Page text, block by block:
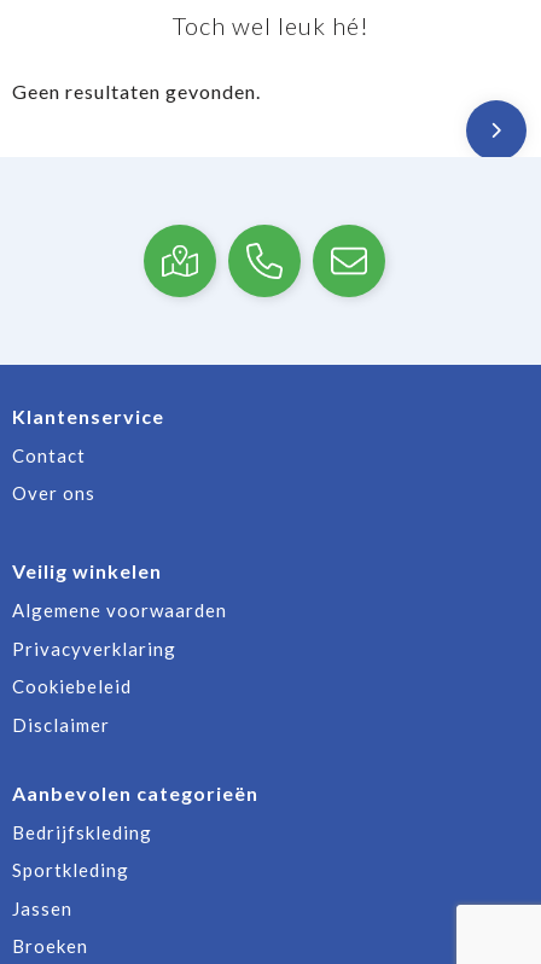
Toch wel leuk hé!
Geen resultaten gevonden.
Klantenservice
Contact
Over ons
Veilig winkelen
Algemene voorwaarden
Privacyverklaring
Cookiebeleid
Disclaimer
Aanbevolen categorieën
Bedrijfskleding
Sportkleding
Jassen
Broeken